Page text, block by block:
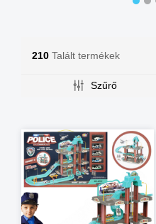
210 Talált termékek
Szűrő